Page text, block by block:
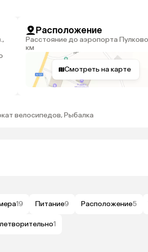
Расположение
Расстояние до аэропорта Пулково: 104
км
Смотреть на карте
велосипедов, Рыбалка
19 Питание9 Расположение5
1